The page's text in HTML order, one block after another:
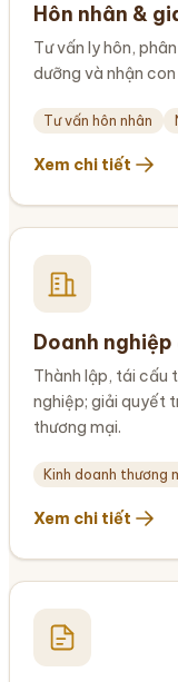
Hôn nhân &
Tư vấn ly hôn,
dưỡng và nhận
Tư vấn hôn nhân
Xem chi tiết
Doanh
Thành lập, tái cấu
nghiệp; giải quyết
thương mại.
Kinh doanh thương
Xem chi tiết